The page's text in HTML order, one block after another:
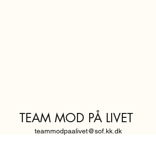
TEAM MOD PÅ LIVET
teammodpaalivet@sof.kk.dk